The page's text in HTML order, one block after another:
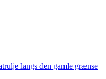
langs den gamle grænse